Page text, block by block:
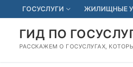
Перейти
к
содержимому
ГОСУСЛУГИ ЖИЛИЩНЫЕ
ГИД ПО
РАССКАЖЕМ О ГОСУСЛУГАХ,